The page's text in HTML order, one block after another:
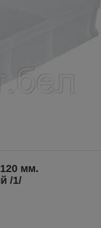
мм.
/1/